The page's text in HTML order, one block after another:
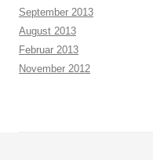
September 2013
August 2013
Februar 2013
November 2012